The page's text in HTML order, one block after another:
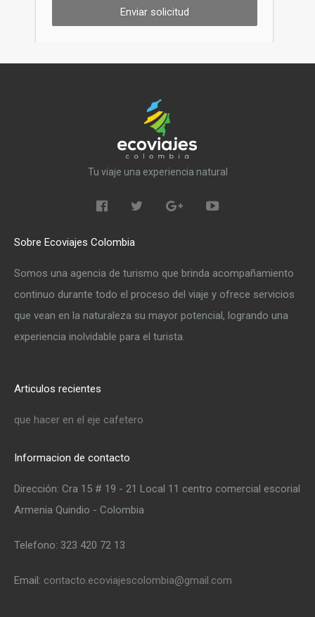
Enviar solicitud
Tu viaje una experiencia natural
Sobre Ecoviajes Colombia
Somos una agencia de turismo que brinda acompañamiento
continuo durante todo el proceso del viaje y ofrece servicios
que vean en la naturaleza su mayor potencial, logrando una
experiencia inolvidable para el turista.
Articulos recientes
que hacer en el eje cafetero
Informacion de contacto
Dirección: Cra 15 # 19 - 21 Local 11 centro comercial escorial
Armenia Quindio - Colombia
Telefono: 323 420 72 13
Email: contacto.ecoviajescolombia@gmail.com